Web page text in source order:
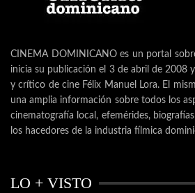
CINEMA DOMINICANO es un portal
inicia su publicación el 3 de abril de 2008
y crítico de cine Félix Manuel Lora. El
una amplia información sobre todos los
cinematografía local, efemérides,
los hacedores de la industria fílmica
LO + VISTO